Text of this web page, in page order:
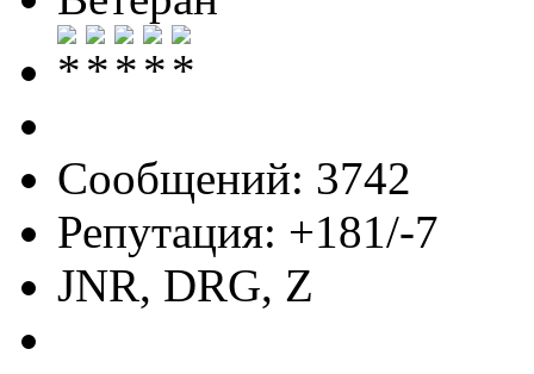
Сообщений: 3742
Репутация: +181/-7
JNR, DRG, Z